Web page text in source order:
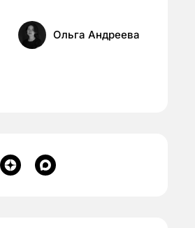
Ольга Андреева